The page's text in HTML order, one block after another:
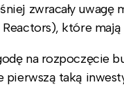
zwracały
Reactors), które
na rozpoczęcie
taką